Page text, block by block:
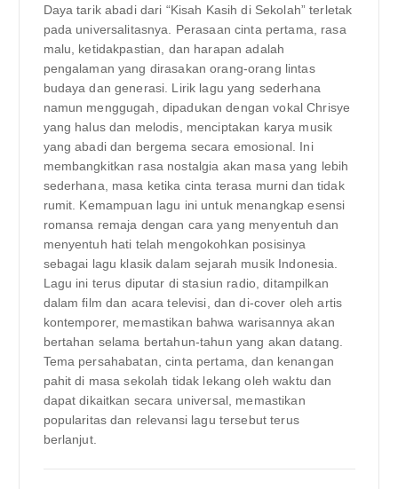
Daya tarik abadi dari “Kisah Kasih di Sekolah” terletak
pada universalitasnya. Perasaan cinta pertama, rasa
malu, ketidakpastian, dan harapan adalah
pengalaman yang dirasakan orang-orang lintas
budaya dan generasi. Lirik lagu yang sederhana
namun menggugah, dipadukan dengan vokal Chrisye
yang halus dan melodis, menciptakan karya musik
yang abadi dan bergema secara emosional. Ini
membangkitkan rasa nostalgia akan masa yang lebih
sederhana, masa ketika cinta terasa murni dan tidak
rumit. Kemampuan lagu ini untuk menangkap esensi
romansa remaja dengan cara yang menyentuh dan
menyentuh hati telah mengokohkan posisinya
sebagai lagu klasik dalam sejarah musik Indonesia.
Lagu ini terus diputar di stasiun radio, ditampilkan
dalam film dan acara televisi, dan di-cover oleh artis
kontemporer, memastikan bahwa warisannya akan
bertahan selama bertahun-tahun yang akan datang.
Tema persahabatan, cinta pertama, dan kenangan
pahit di masa sekolah tidak lekang oleh waktu dan
dapat dikaitkan secara universal, memastikan
popularitas dan relevansi lagu tersebut terus
berlanjut.